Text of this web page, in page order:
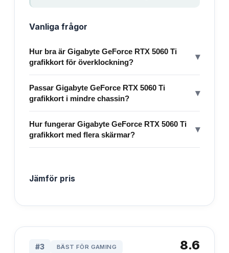
Vanliga frågor
Hur bra är Gigabyte GeForce RTX 5060 Ti
grafikkort för överklockning?
▾
Passar Gigabyte GeForce RTX 5060 Ti
grafikkort i mindre chassin?
▾
Hur fungerar Gigabyte GeForce RTX 5060 Ti
grafikkort med flera skärmar?
▾
Jämför pris
#3 BÄST FÖR GAMING 8.6